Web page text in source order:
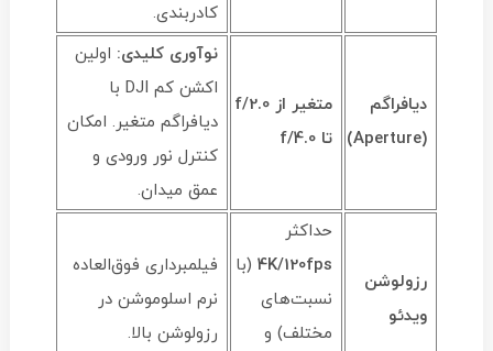
کادربندی.
دیافراگم
(Aperture)
متغیر از f/2.0
تا
f/4.0
نوآوری کلیدی: اولین
اکشن کم DJI با
دیافراگم متغیر. امکان
کنترل نور ورودی و
عمق میدان.
رزولوشن
ویدئو
حداکثر
4K/120fps
(با
نسبت‌های
مختلف) و
فیلمبرداری فوق‌العاده
نرم اسلوموشن در
رزولوشن بالا.